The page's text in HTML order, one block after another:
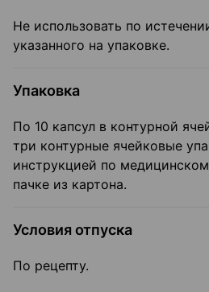
Не использовать по
указанного на упаковке.
Упаковка
По 10 капсул в контурной
три контурные ячейковые
инструкцией по
пачке из картона.
Условия отпуска
По рецепту.